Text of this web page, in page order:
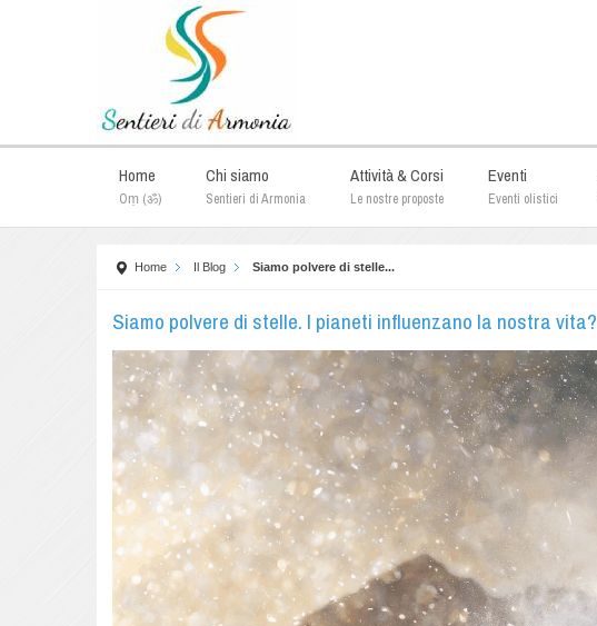
Home
Oṃ (ॐ)
Chi siamo
Sentieri di Armonia
Attività & Corsi
Le nostre proposte
Eventi
Eventi olistici
Home Il Blog Siamo polvere di stelle...
Siamo polvere di stelle. I pianeti influenzano la nostra vita?